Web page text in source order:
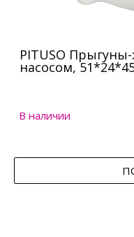
PITUSO
насосом,
В наличии